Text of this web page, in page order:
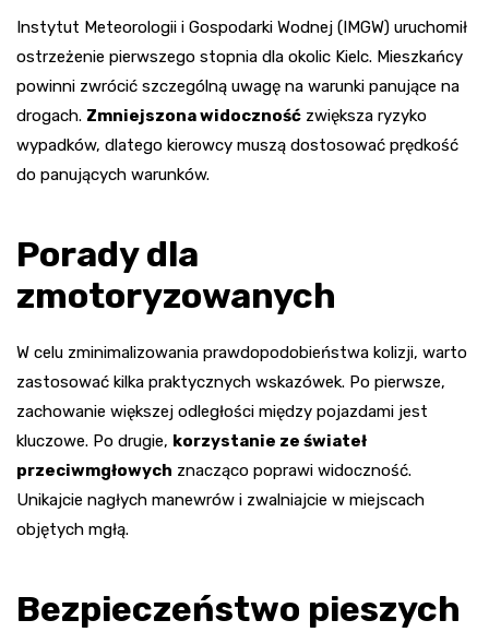
Instytut Meteorologii i Gospodarki Wodnej (IMGW) uruchomił
ostrzeżenie pierwszego stopnia dla okolic Kielc. Mieszkańcy
powinni zwrócić szczególną uwagę na warunki panujące na
drogach. Zmniejszona widoczność zwiększa ryzyko
wypadków, dlatego kierowcy muszą dostosować prędkość
do panujących warunków.
Porady dla
zmotoryzowanych
W celu zminimalizowania prawdopodobieństwa kolizji, warto
zastosować kilka praktycznych wskazówek. Po pierwsze,
zachowanie większej odległości między pojazdami jest
kluczowe. Po drugie, korzystanie ze świateł
przeciwmgłowych znacząco poprawi widoczność.
Unikajcie nagłych manewrów i zwalniajcie w miejscach
objętych mgłą.
Bezpieczeństwo pieszych